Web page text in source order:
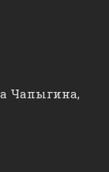
Чапыгина,